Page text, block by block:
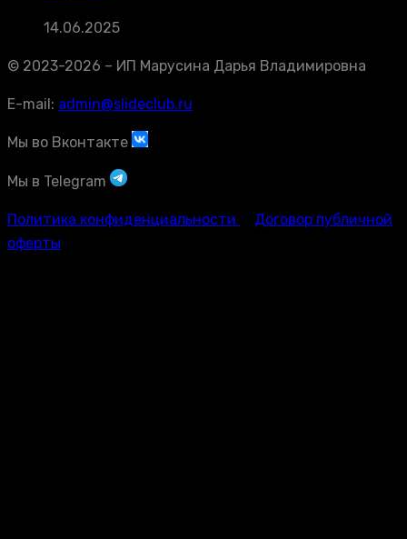
14.06.2025
© 2023-2026 – ИП Марусина Дарья Владимировна
E-mail: admin@slideclub.ru
Мы во Вконтакте
Мы в Telegram
Политика конфиденциальности
Договор публичной
оферты